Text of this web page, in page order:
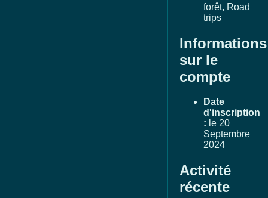
forêt, Road
trips
Informations
sur le
compte
Date
d'inscription
: le 20
Septembre
2024
Activité
récente